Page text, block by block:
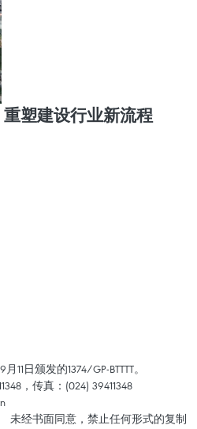
塑建设行业新流程
日颁发的1374/GP-BTTTT。
，传真：(024) 39411348
未经书面同意，禁止任何形式的复制